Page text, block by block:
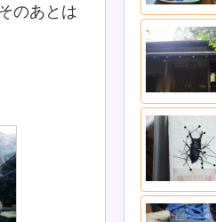
のあとは